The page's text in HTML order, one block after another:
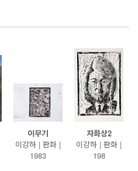
이무기
이강하 | 판화 |
1983
자화상2
이강하 | 판화 |
198